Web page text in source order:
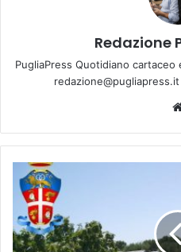
Redazione
PugliaPress Quotidiano
p
e